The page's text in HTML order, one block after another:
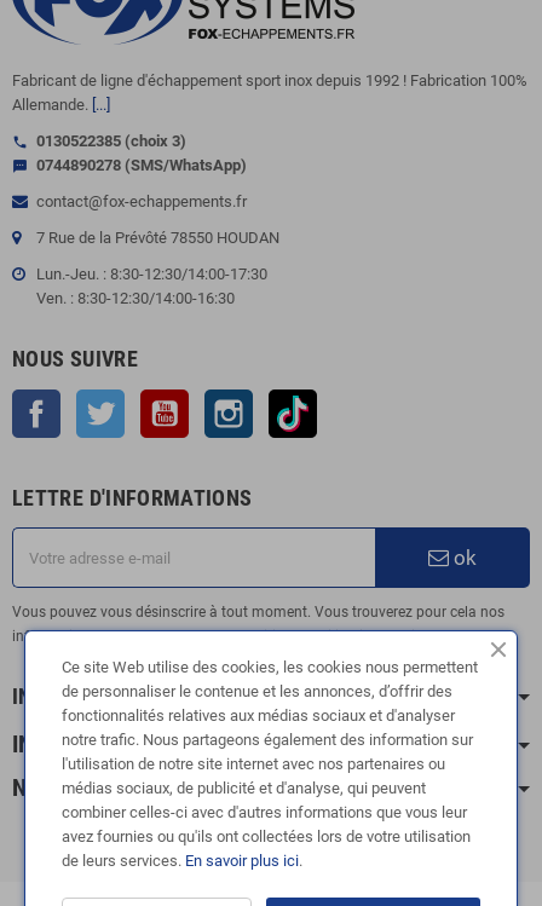
Fabricant de ligne d'échappement sport inox depuis 1992 ! Fabrication 100%
Allemande. [...]
call 0130522385 (choix 3)
sms
0744890278 (SMS/WhatsApp)
contact@fox-echappements.fr
7 Rue de la Prévôté 78550 HOUDAN
Lun.-Jeu. : 8:30-12:30/14:00-17:30
Ven. : 8:30-12:30/14:00-16:30
NOUS SUIVRE
Facebook Twitter YouTube Instagram
LETTRE D'INFORMATIONS
ok
Vous pouvez vous désinscrire à tout moment. Vous trouverez pour cela nos
informations de contact dans les conditions d'utilisation du site.
INFORMATION
INFOS PRATIQUES
NOS CATÉGORIES
Ce site Web utilise des cookies, les cookies nous permettent
de personnaliser le contenue et les annonces, d’offrir des
fonctionnalités relatives aux médias sociaux et d'analyser
notre trafic. Nous partageons également des information sur
l'utilisation de notre site internet avec nos partenaires ou
médias sociaux, de publicité et d'analyse, qui peuvent
combiner celles-ci avec d'autres informations que vous leur
avez fournies ou qu'ils ont collectées lors de votre utilisation
de leurs services. En savoir plus ici.